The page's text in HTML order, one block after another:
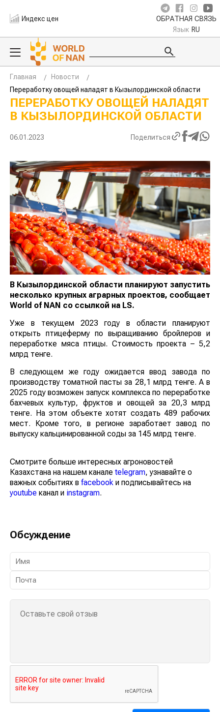
Индекс цен ОБРАТНАЯ СВЯЗЬ
Язык RU
Главная
Новости
Переработку овощей наладят в Кызылординской области
ПЕРЕРАБОТКУ ОВОЩЕЙ НАЛАДЯТ
В КЫЗЫЛОРДИНСКОЙ ОБЛАСТИ
06.01.2023 Поделиться
В Кызылординской области планируют запустить
несколько крупных аграрных проектов, сообщает
World of NAN со ссылкой на LS.
Уже в текущем 2023 году в области планируют
открыть птицеферму по выращиванию бройлеров и
переработке мяса птицы. Стоимость проекта – 5,2
млрд тенге.
В следующем же году ожидается ввод завода по
производству томатной пасты за 28,1 млрд тенге. А в
2025 году возможен запуск комплекса по переработке
бахчевых культур, фруктов и овощей за 20,3 млрд
тенге. На этом объекте хотят создать 489 рабочих
мест. Кроме того, в регионе заработает завод по
выпуску кальцинированной соды за 145 млрд тенге.
Смотрите больше интересных агроновостей
Казахстана на нашем канале telegram, узнавайте о
важных событиях в facebook и подписывайтесь на
youtube канал и instagram.
Обсуждение